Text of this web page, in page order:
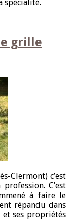
spécialité.
grille
Clermont) c’est
C’est
à faire le
répandu dans
et ses propriétés